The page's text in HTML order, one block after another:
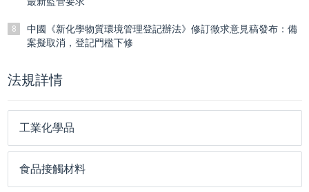
8
中國《新化學物質環境管理登記辦法》修訂徵求意見稿發布：備
案擬取消，登記門檻下修
法規詳情
工業化學品
食品接觸材料